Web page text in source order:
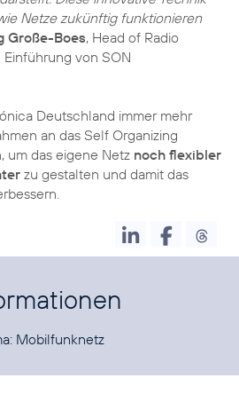
Netze zukünftig funktionieren
Große-Boes, Head of Radio
von SON
Deutschland immer mehr
an das Self Organizing
um das eigene Netz noch flexibler
zu gestalten und damit das
Mobilfunknetz